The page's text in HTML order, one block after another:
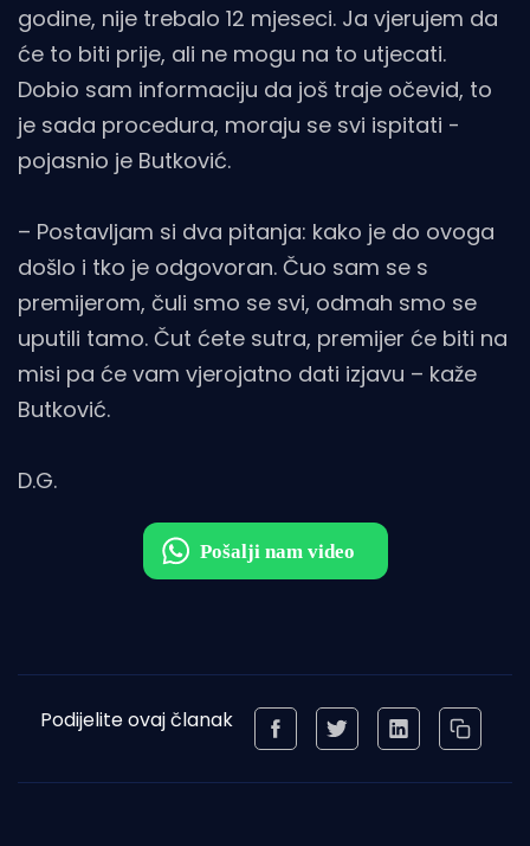
godine, nije trebalo 12 mjeseci. Ja vjerujem da
će to biti prije, ali ne mogu na to utjecati.
Dobio sam informaciju da još traje očevid, to
je sada procedura, moraju se svi ispitati -
pojasnio je Butković.
– Postavljam si dva pitanja: kako je do ovoga
došlo i tko je odgovoran. Čuo sam se s
premijerom, čuli smo se svi, odmah smo se
uputili tamo. Čut ćete sutra, premijer će biti na
misi pa će vam vjerojatno dati izjavu – kaže
Butković.
D.G.
Podijelite ovaj članak